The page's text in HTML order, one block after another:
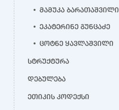
მამუკა ბარათაშვილი
ეკატერინე გუნცაძე
ცოტნე ყავლაშვილი
სტრუქტურა
დებულება
ეთიკის კოდექსი